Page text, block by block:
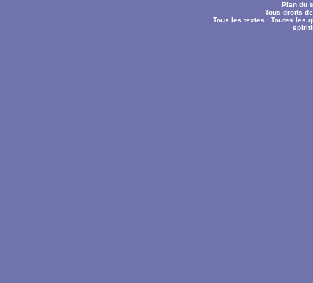
Plan du
Tous droits
Tous les textes ·Toutes les